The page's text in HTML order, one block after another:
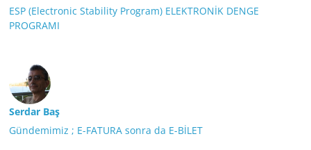
ESP (Electronic Stability Program) ELEKTRONİK DENGE
PROGRAMI
Serdar Baş
Gündemimiz ; E-FATURA sonra da E-BİLET